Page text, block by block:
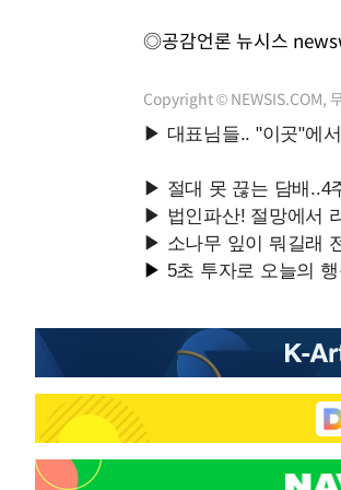
◎공감언론 뉴시스
Copyright © NEWSIS.COM,